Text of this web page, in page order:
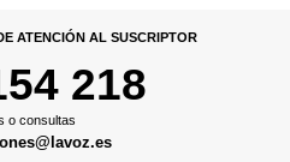
ATENCIÓN AL SUSCRIPTOR
218
o consultas